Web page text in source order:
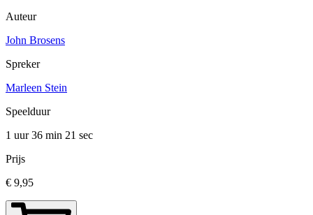
Auteur
John Brosens
Spreker
Marleen Stein
Speelduur
1 uur 36 min 21 sec
Prijs
€ 9,95